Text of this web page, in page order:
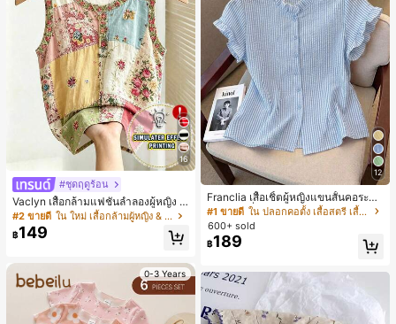
16
#ชุดฤดูร้อน
Vaclyn เสื้อกล้ามแฟชั่นลำลองผู้หญิง ล
ายแพตช์เวิร์ก แขนกุด คอกลม ติดกระดุ
ม
#2 ขายดี ใน ใหม่ เสื้อกล้ามผู้หญิง & Camis
฿149
0-3 Years
12
Franclia เสื้อเชิ้ตผู้หญิงแขนสั้นคอระบา
ยกระดุมเดี่ยวลายทาง
#1 ขายดี
ใน ปลอกคอตั้ง เสื้อสตรี เสื้อเบลาส์ & Tee
600+ sold
฿189